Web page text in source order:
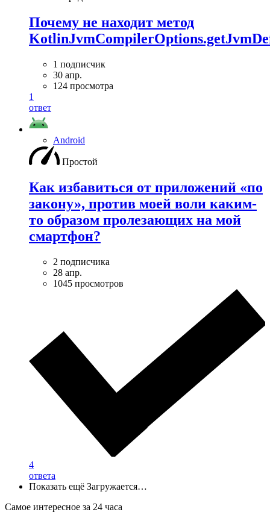
Почему не находит метод
1 подписчик
30 апр.
124 просмотра
1
ответ
Android
Простой
Как избавиться от приложений «по
закону», против моей воли каким-
то образом пролезающих на мой
смартфон?
2 подписчика
28 апр.
1045 просмотров
4
ответа
Показать ещё Загружается…
Самое интересное за 24 часа